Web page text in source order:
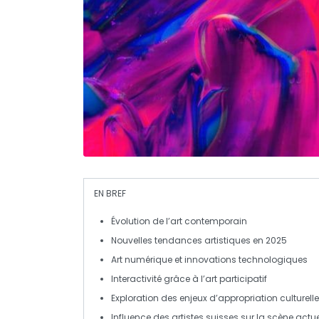
EN BREF
Évolution de l’art contemporain
Nouvelles tendances artistiques en 2025
Art numérique et innovations technologiques
Interactivité grâce à l’art participatif
Exploration des enjeux d’appropriation culturelle